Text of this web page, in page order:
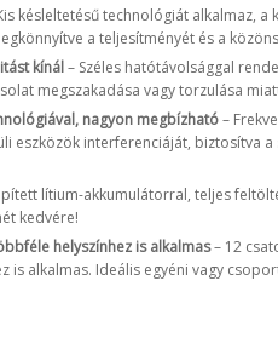
késleltetésű technológiát alkalmaz, a
a teljesítményét és a
kínál– Széles hatótávolsággal
megszakadása vagy torzulása
nagyon megbízható–
eszközök interferenciáját, biztosítva
lítium-akkumulátorral, teljes
kedvére!
helyszínhez is alkalmas– 12
alkalmas. Ideális egyéni vagy